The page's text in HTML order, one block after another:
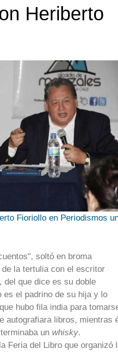
Heriberto
Fioriollo en Periodismos
soltó en broma
la tertulia con el escritor
del que dice es su doble
es el padrino de su hija y lo
hubo fila india para
autografiara libros, mientras
un whisky.
Feria del Libro que organizó